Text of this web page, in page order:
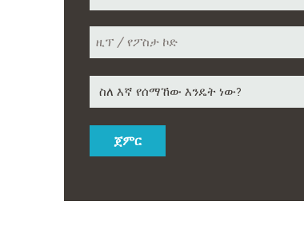
የፖስታ
ኮድ
did
hear
about
us